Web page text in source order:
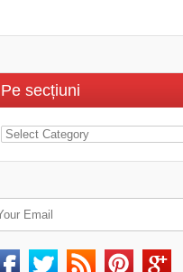
Pe secțiuni